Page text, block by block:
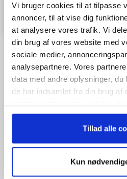
Vi bruger cookies til at tilpasse
annoncer, til at vise dig
at analysere vores trafik. Vi
din brug af vores website med
sociale medier,
analysepartnere. Vores
data med andre oplysninger,
de har indsamlet fra din brug af
anvende vores hjemmeside.
Tillad alle
Kun
Når du trykker "modtag bogen" bliver
ugentlige nyhedsbrev samt
Modtag bogen